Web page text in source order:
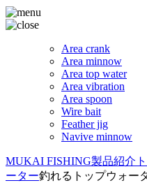
Area crank
Area minnow
Area top water
Area vibration
Area spoon
Wire bait
Feather jig
Navive minnow
MUKAI FISHING製品紹介
ーター釣れるトップウォー